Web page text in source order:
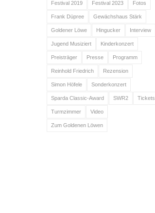
Festival 2019 Festival 2023 Fotos
Frank Düpree Gewächshaus Stärk
Goldener Löwe Hingucker Interview
Jugend Musiziert Kinderkonzert
Preisträger Presse Programm
Reinhold Friedrich Rezension
Simon Höfele Sonderkonzert
Sparda Classic-Award SWR2 Tickets
Turmzimmer Video
Zum Goldenen Löwen